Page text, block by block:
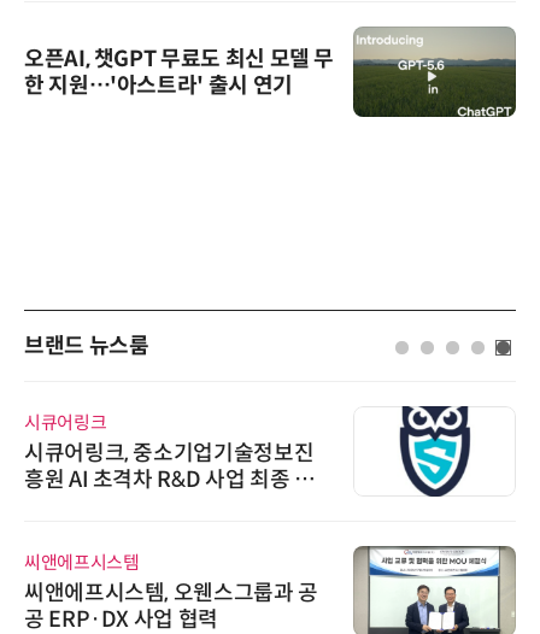
오픈AI, 챗GPT 무료도 최신 모델 무
한 지원…'아스트라' 출시 연기
브랜드 뉴스룸
시큐어링크
시큐어링크, 중소기업기술정보진
흥원 AI 초격차 R&D 사업 최종 선
씨앤에프시스템
씨앤에프시스템, 오웬스그룹과 공
공 ERP·DX 사업 협력